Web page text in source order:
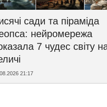
сади та піраміда
нейромережа
7 чудес світу
21:17